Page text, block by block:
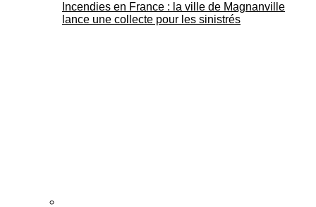
Incendies en France : la ville de Magnanville
lance une collecte pour les sinistrés